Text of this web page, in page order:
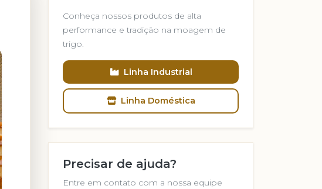
Conheça nossos produtos de alta
performance e tradição na moagem de
trigo.
Linha Industrial
Linha Doméstica
Precisar de ajuda?
Entre em contato com a nossa equipe